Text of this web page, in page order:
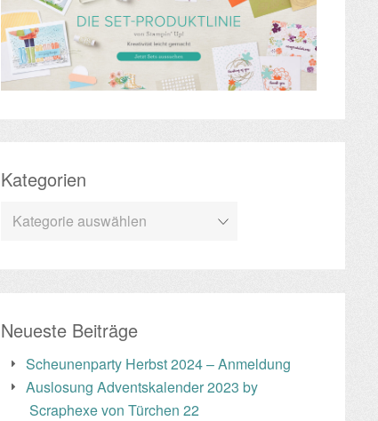
Kategorien
Kategorien
Neueste Beiträge
Scheunenparty Herbst 2024 – Anmeldung
Auslosung Adventskalender 2023 by
Scraphexe von Türchen 22